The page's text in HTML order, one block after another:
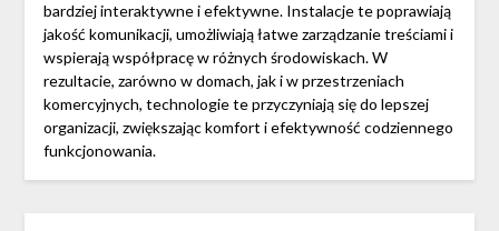
bardziej interaktywne i efektywne. Instalacje te poprawiają
jakość komunikacji, umożliwiają łatwe zarządzanie treściami i
wspierają współpracę w różnych środowiskach. W
rezultacie, zarówno w domach, jak i w przestrzeniach
komercyjnych, technologie te przyczyniają się do lepszej
organizacji, zwiększając komfort i efektywność codziennego
funkcjonowania.